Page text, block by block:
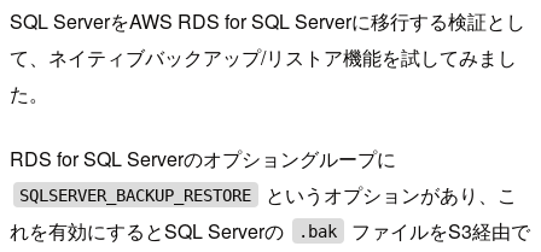
SQL ServerをAWS RDS for SQL Serverに移行する検証とし
て、ネイティブバックアップ/リストア機能を試してみまし
た。
RDS for SQL Serverのオプショングループに
SQLSERVER_BACKUP_RESTORE
というオプションがあり、こ
れを有効にするとSQL Serverの
.bak
ファイルをS3経由で